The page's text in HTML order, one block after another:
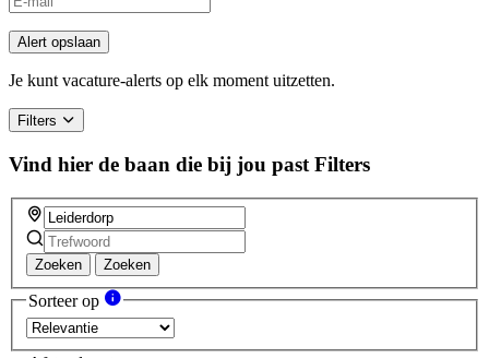
Alert opslaan
Je kunt vacature-alerts op elk moment uitzetten.
Filters
Vind hier de baan die bij jou past Filters
Zoeken Zoeken
Sorteer op